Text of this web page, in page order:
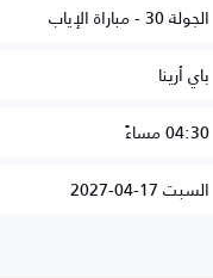
الجولة 30 - مباراة الإياب
باي أرينا
04:30 مساءً
السبت 17-04-2027